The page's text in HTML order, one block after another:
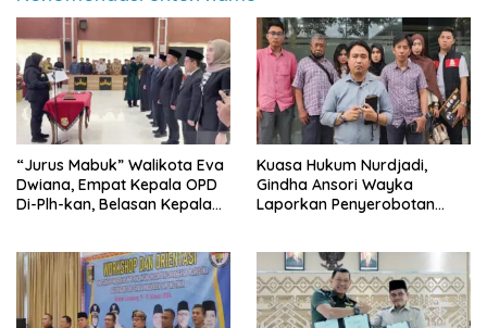
“Jurus Mabuk” Walikota Eva
Dwiana, Empat Kepala OPD
Di-Plh-kan, Belasan Kepala
Kuasa Hukum Nurdjadi,
Gindha Ansori Wayka
Laporkan Penyerobotan